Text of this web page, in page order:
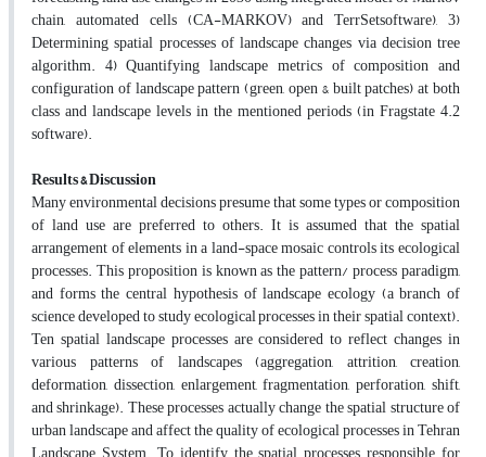
chain, automated cells (CA-MARKOV) and TerrSetsoftware), 3)
Determining spatial processes of landscape changes via decision tree
algorithm. 4) Quantifying landscape metrics of composition and
configuration of landscape pattern (green, open & built patches) at both
class and landscape levels in the mentioned periods (in Fragstate 4.2
software).
Results & Discussion
Many environmental decisions presume that some types or composition
of land use are preferred to others. It is assumed that the spatial
arrangement of elements in a land-space mosaic controls its ecological
processes. This proposition is known as the pattern/ process paradigm,
and forms the central hypothesis of landscape ecology (a branch of
science developed to study ecological processes in their spatial context).
Ten spatial landscape processes are considered to reflect changes in
various patterns of landscapes (aggregation, attrition, creation,
deformation, dissection, enlargement, fragmentation, perforation, shift,
and shrinkage). These processes actually change the spatial structure of
urban landscape and affect the quality of ecological processes in Tehran